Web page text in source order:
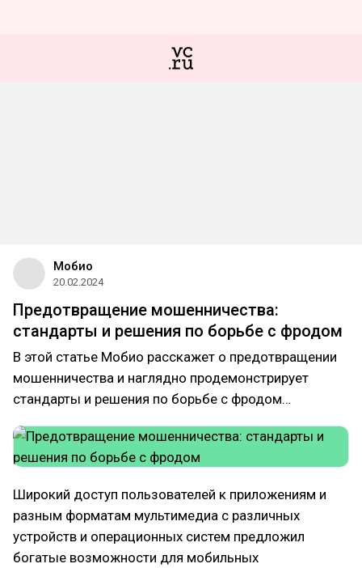
Мобио
20.02.2024
Предотвращение мошенничества:
стандарты и решения по борьбе с фродом
В этой статье Мобио расскажет о предотвращении
мошенничества и наглядно продемонстрирует
стандарты и решения по борьбе с фродом…
Широкий доступ пользователей к приложениям и
разным форматам мультимедиа с различных
устройств и операционных систем предложил
богатые возможности для мобильных